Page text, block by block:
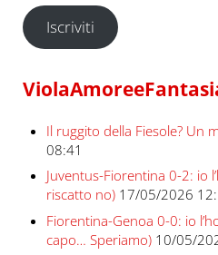
Iscriviti
Il ruggito della Fiesole? Un
08:41
Juventus-Fiorentina 0-2: io
riscatto no) 17/05/2026
Fiorentina-Genoa 0-0: io
capo… Speriamo) 10/05/